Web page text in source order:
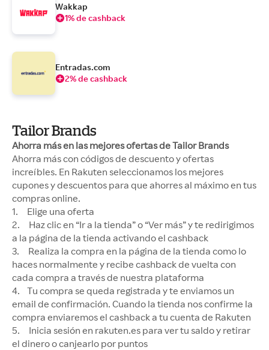
Wakkap
1% de cashback
Entradas.com
2% de cashback
Tailor Brands
Ahorra más en las mejores ofertas de Tailor Brands
Ahorra más con códigos de descuento y ofertas
increíbles. En Rakuten seleccionamos los mejores
cupones y descuentos para que ahorres al máximo en tus
compras online.
1. Elige una oferta
2. Haz clic en “Ir a la tienda” o “Ver más” y te redirigimos
a la página de la tienda activando el cashback
3. Realiza la compra en la página de la tienda como lo
haces normalmente y recibe cashback de vuelta con
cada compra a través de nuestra plataforma
4. Tu compra se queda registrada y te enviamos un
email de confirmación. Cuando la tienda nos confirme la
compra enviaremos el cashback a tu cuenta de Rakuten
5. Inicia sesión en rakuten.es para ver tu saldo y retirar
el dinero o canjearlo por puntos